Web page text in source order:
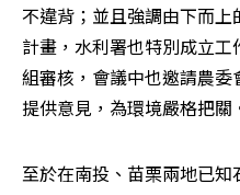
不違背；並且強調由下而
計畫，水利署也特別成立
組審核，會議中也邀請農委
提供意見，為環境嚴格把關
至於在南投、苗栗兩地已